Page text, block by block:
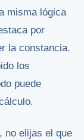
misma lógica
por
la constancia.
los
puede
no elijas el que